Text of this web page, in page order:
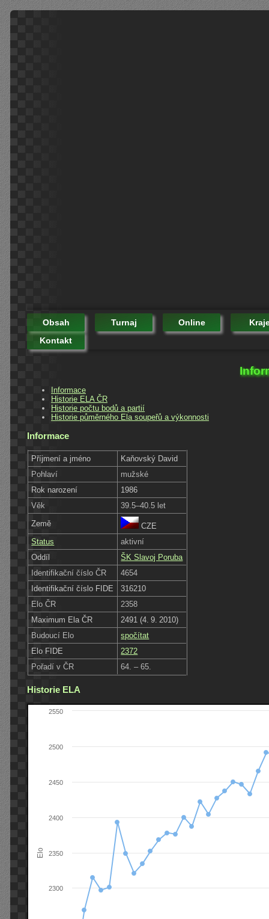
Obsah Turnaj Online
Kontakt
Informace
Historie ELA ČR
Historie počtu bodů a partií
Historie půměrného Ela soupeřů a výkonnosti
Informace
Příjmení a jméno
Kaňovský David
Pohlaví
mužské
Rok narození
1986
Věk
39.5–40.5 let
Země
CZE
Status
aktivní
Oddíl
ŠK Slavoj Poruba
Identifikační číslo ČR
4654
Identifikační číslo FIDE
316210
Elo ČR
2358
Maximum Ela ČR
2491 (4. 9. 2010)
Budoucí Elo
spočítat
Elo FIDE
2372
Pořadí v ČR
64. – 65.
Historie ELA
Elo
2300
2350
2400
2450
2500
2550